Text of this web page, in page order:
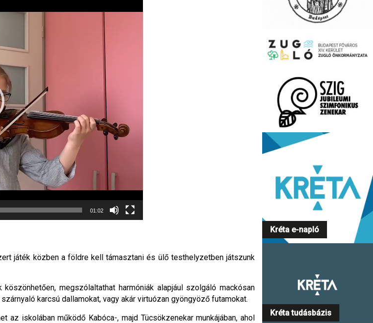
01:02
játék közben a földre kell támasztani és ülő testhelyzetben játszunk
megszólaltathat harmóniák alapjául szolgáló mackósan
karcsú dallamokat, vagy akár virtuózan gyöngyöző futamokat.
az iskolában működő Kabóca-, majd Tücsökzenekar munkájában, ahol
Kréta e-napló
Kréta tudásbázis